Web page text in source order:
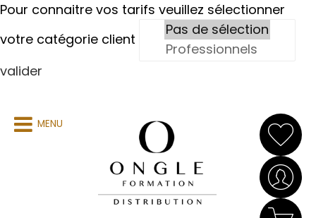
Pour connaitre vos tarifs veuillez sélectionner
votre catégorie client
valider
MENU